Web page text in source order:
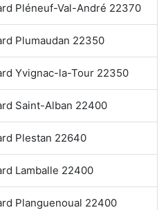
Pléneuf-Val-André 22370
Plumaudan 22350
Yvignac-la-Tour 22350
Saint-Alban 22400
Plestan 22640
Lamballe 22400
Planguenoual 22400